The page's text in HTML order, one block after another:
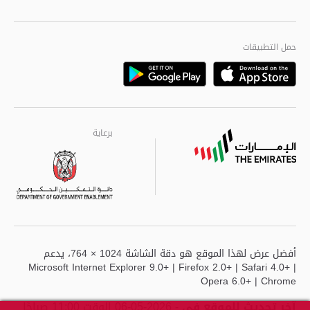
الجودة العالمية
مراكز خدمة أبوظبى
حمل التطبيقات
Google
Playstore
برعاية
برعاية
أفضل عرض لهذا الموقع هو دقة الشاشة 1024 × 764، يدعم
Microsoft Internet Explorer 9.0+ | Firefox 2.0+ | Safari 4.0+ |
Opera 6.0+ | Chrome